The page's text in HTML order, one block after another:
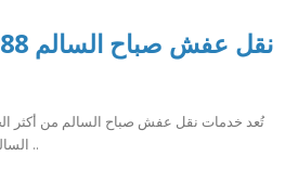
تُعد خدمات نقل عفش صباح السالم من أكثر
السالم، خاصةً مع تزايد الطلب على ..